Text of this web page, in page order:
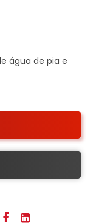
água de pia e